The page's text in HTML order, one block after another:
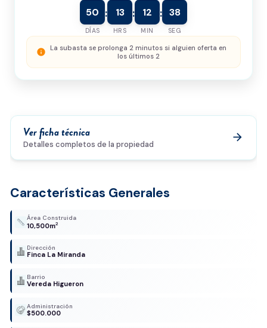
política de privacidady el
tratamiento de
Enviar solicitud
50
DÍAS
: 13
HRS
: 12
MIN
: 38
SEG
info La subasta se prolonga 2 minutos si alguien oferta en
los últimos 2
Ver ficha técnica
Detalles completos de la propiedad
arrow_forward
Características Generales
Área Construida
10,500m2
Dirección
Finca La Miranda
Barrio
Vereda Higueron
Administración
$500.000